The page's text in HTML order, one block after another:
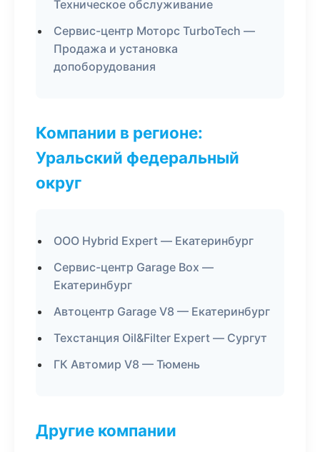
Техническое обслуживание
Сервис-центр Моторс TurboTech —
Продажа и установка
допоборудования
Компании в регионе:
Уральский федеральный
округ
ООО Hybrid Expert — Екатеринбург
Сервис-центр Garage Box —
Екатеринбург
Автоцентр Garage V8 — Екатеринбург
Техстанция Oil&Filter Expert — Сургут
ГК Автомир V8 — Тюмень
Другие компании